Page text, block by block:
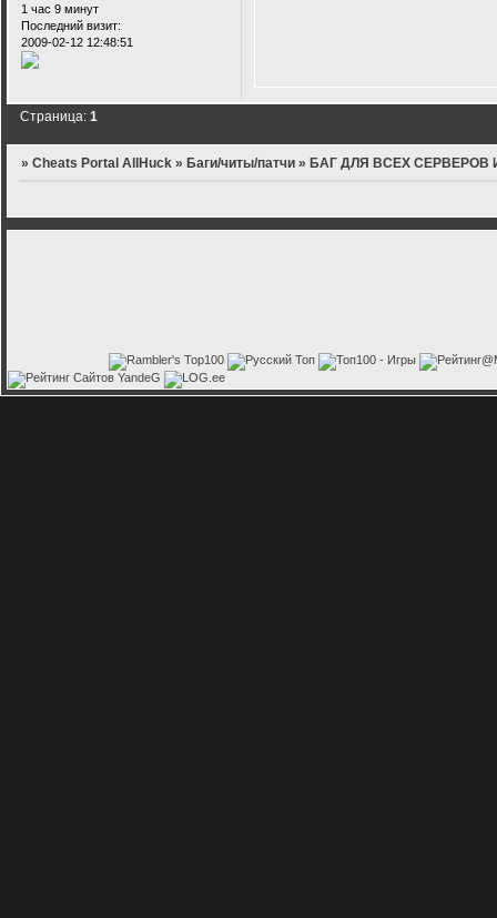
1 час 9 минут
Последний визит:
2009-02-12 12:48:51
Страница:1
»Cheats Portal AllHuck » Баги/читы/патчи » БАГ ДЛЯ ВСЕХ СЕРВЕРОВ